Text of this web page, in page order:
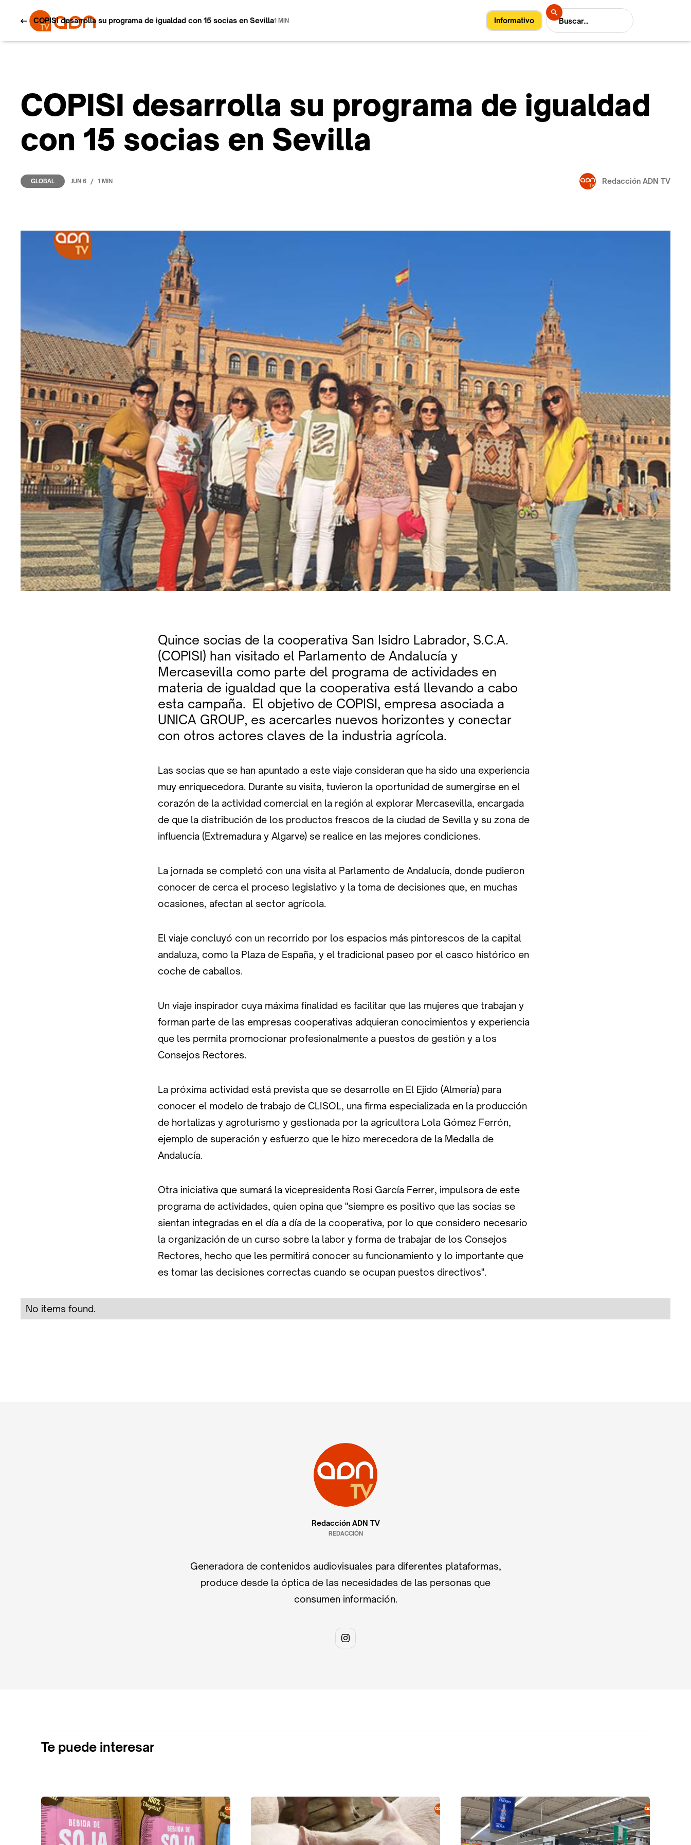
Informativo
COPISI desarrolla su programa de igualdad con 15 socias en Sevilla1 MIN
COPISI desarrolla su programa de igualdad
con 15 socias en Sevilla
GLOBAL JUN 6 / 1 MIN Redacción ADN TV
Quince socias de la cooperativa San Isidro Labrador, S.C.A.
(COPISI) han visitado el Parlamento de Andalucía y
Mercasevilla como parte del programa de actividades en
materia de igualdad que la cooperativa está llevando a cabo
esta campaña. El objetivo de COPISI, empresa asociada a
UNICA GROUP, es acercarles nuevos horizontes y conectar
con otros actores claves de la industria agrícola.
Las socias que se han apuntado a este viaje consideran que ha sido una experiencia
muy enriquecedora. Durante su visita, tuvieron la oportunidad de sumergirse en el
corazón de la actividad comercial en la región al explorar Mercasevilla, encargada
de que la distribución de los productos frescos de la ciudad de Sevilla y su zona de
influencia (Extremadura y Algarve) se realice en las mejores condiciones.
La jornada se completó con una visita al Parlamento de Andalucía, donde pudieron
conocer de cerca el proceso legislativo y la toma de decisiones que, en muchas
ocasiones, afectan al sector agrícola.
El viaje concluyó con un recorrido por los espacios más pintorescos de la capital
andaluza, como la Plaza de España, y el tradicional paseo por el casco histórico en
coche de caballos.
Un viaje inspirador cuya máxima finalidad es facilitar que las mujeres que trabajan y
forman parte de las empresas cooperativas adquieran conocimientos y experiencia
que les permita promocionar profesionalmente a puestos de gestión y a los
Consejos Rectores.
La próxima actividad está prevista que se desarrolle en El Ejido (Almería) para
conocer el modelo de trabajo de CLISOL, una firma especializada en la producción
de hortalizas y agroturismo y gestionada por la agricultora Lola Gómez Ferrón,
ejemplo de superación y esfuerzo que le hizo merecedora de la Medalla de
Andalucía.
Otra iniciativa que sumará la vicepresidenta Rosi García Ferrer, impulsora de este
programa de actividades, quien opina que "siempre es positivo que las socias se
sientan integradas en el día a día de la cooperativa, por lo que considero necesario
la organización de un curso sobre la labor y forma de trabajar de los Consejos
Rectores, hecho que les permitirá conocer su funcionamiento y lo importante que
es tomar las decisiones correctas cuando se ocupan puestos directivos".
No items found.
Redacción ADN TV
REDACCIÓN
Generadora de contenidos audiovisuales para diferentes plataformas,
produce desde la óptica de las necesidades de las personas que
consumen información.
Te puede interesar